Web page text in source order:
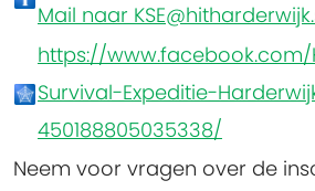
Mail naar
https://www.facebook.com/
Survival-Expeditie-
450188805035338/
Neem voor vragen over de